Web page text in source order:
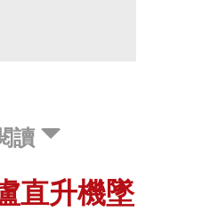
讀
直升機墜